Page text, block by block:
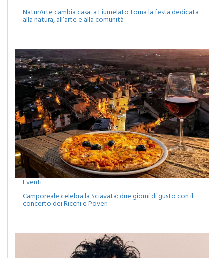
Eventi
NaturArte cambia casa: a Fiumelato torna la festa dedicata
Eventi
Camporeale celebra la Sciavata: due giorni di gusto con il